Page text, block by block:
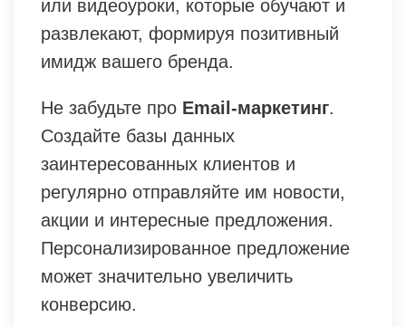
или видеоуроки, которые обучают и
развлекают, формируя позитивный
имидж вашего бренда.
Не забудьте про Email-маркетинг.
Создайте базы данных
заинтересованных клиентов и
регулярно отправляйте им новости,
акции и интересные предложения.
Персонализированное предложение
может значительно увеличить
конверсию.